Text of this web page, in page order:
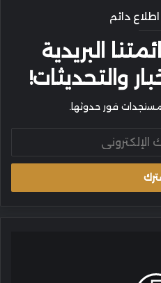
دائم
البريدية
والتحديثات!
فور حدوثها.